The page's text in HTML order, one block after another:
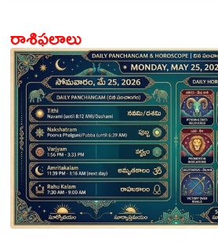
రాశిఫలాలు